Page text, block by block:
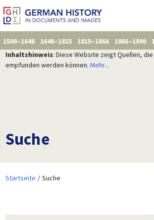
1500–1648 1648–1815 1815–1866 1866–1890
Inhaltshinweis: Diese Website zeigt Quellen,
empfunden werden können. Mehr...
Suche
Startseite Suche